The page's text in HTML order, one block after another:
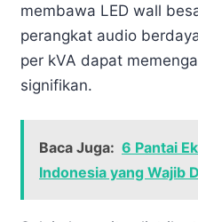
membawa LED wall
perangkat audio
per kVA dapat
signifikan.
Baca Juga: 6 Pantai
Indonesia yang Wajib